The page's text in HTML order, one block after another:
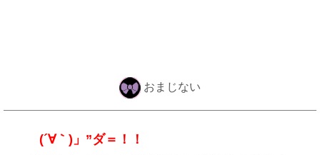
おまじない
ゞ(´∀｀)」”ダ＝！！